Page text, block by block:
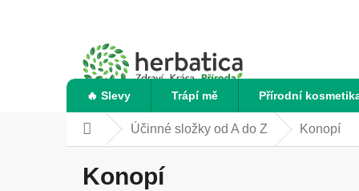
🔥 Slevy Trápí mě Přírodní
DomůÚčinné složky od A do Z Konopí
Konopí